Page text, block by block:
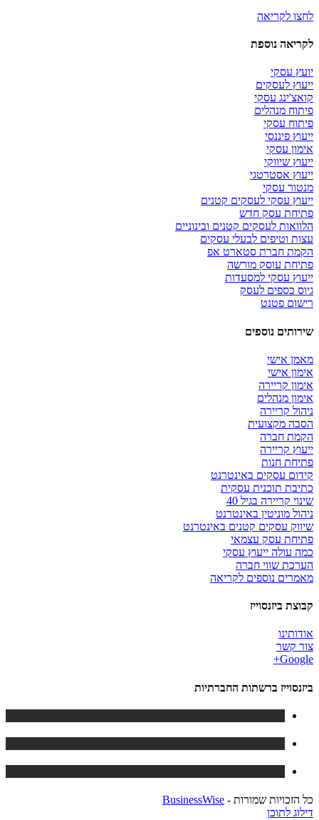
לחצו לקריאה
לקריאה נוספת
יועץ עסקי
ייעוץ לעסקים
קואצ'ינג עסקי
פיתוח מנהלים
פיתוח עסקי
ייעוץ פיננסי
אימון עסקי
ייעוץ שיווקי
ייעוץ אסטרטגי
מנטור עסקי
ייעוץ עסקי לעסקים קטנים
פתיחת עסק חדש
הלוואות לעסקים קטנים ובינוניים
עצות וטיפים לבעלי עסקים
הקמת חברת סטארט אפ
פתיחת עוסק מורשה
ייעוץ עסקי למסעדות
גיוס כספים לעסק
רישום פטנט
שירותים נוספים
מאמן אישי
אימון אישי
אימון קריירה
אימון מנהלים
ניהול קריירה
הסבה מקצועית
הקמת חברה
ייעוץ קריירה
פתיחת חנות
קידום עסקים באינטרנט
כתיבת תוכנית עסקית
שינוי קריירה בגיל 40
ניהול מוניטין באינטרנט
שיווק עסקים קטנים באינטרנט
פתיחת עסק עצמאי
כמה עולה ייעוץ עסקי
הערכת שווי חברה
מאמרים נוספים לקריאה
קבוצת ביזנסוייז
אודותינו
צור קשר
Google+
ביזנסוייז ברשתות החברתיות
כל הזכויות שמורות - BusinessWise
דילוג לתוכן